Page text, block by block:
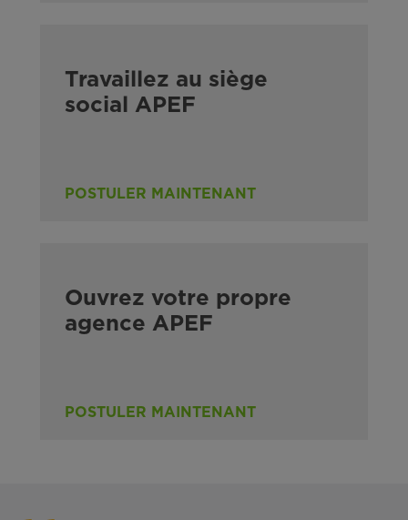
Travaillez au siège
social APEF
POSTULER MAINTENANT
Ouvrez votre propre
agence APEF
POSTULER MAINTENANT